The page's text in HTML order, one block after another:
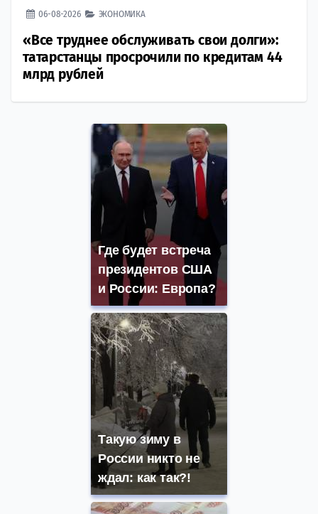
06-08-2026 ЭКОНОМИКА
«Все труднее обслуживать свои долги»:
татарстанцы просрочили по кредитам 44
млрд рублей
Где будет встреча
президентов США
и России: Европа?
Такую зиму в
России никто не
ждал: как так?!